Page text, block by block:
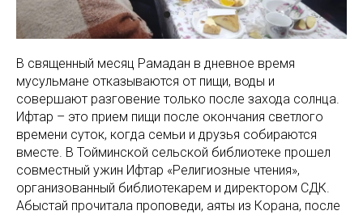
В священный месяц Рамадан в дневное время
мусульмане отказываются от пищи, воды и
совершают разговение только после захода солнца.
Ифтар – это прием пищи после окончания светлого
времени суток, когда семьи и друзья собираются
вместе. В Тойминской сельской библиотеке прошел
совместный ужин Ифтар «Религиозные чтения»,
организованный библиотекарем и директором СДК.
Абыстай прочитала проповеди, аяты из Корана, после